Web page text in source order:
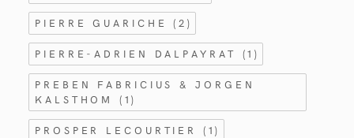
PIERRE GUARICHE(2)
PIERRE-ADRIEN DALPAYRAT (1)
PREBEN FABRICIUS & JORGEN
KALSTHOM(1)
PROSPER LECOURTIER(1)